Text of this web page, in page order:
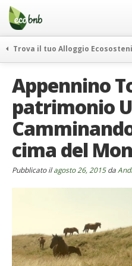
Menu
Salta
contenuto
Offerte Speciali
Regali
FAQ
Chi Siamo
Partner
Contatti
English
Spanish
Trova il tuo Alloggio
itinerari
curiosità
vivere e viaggiare verde
news ed eventi
ecohotel
Appennino
patrimonio
cima del
Pubblicato ilagosto 26, 2015da